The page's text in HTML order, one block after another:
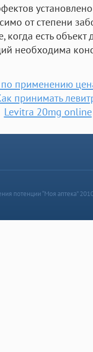
от степени
когда есть
необходима
применению
принимать
Levitra 20mg online
потенции “Моя аптека”